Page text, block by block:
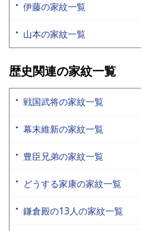
伊藤の家紋一覧
山本の家紋一覧
歴史関連の家紋一覧
戦国武将の家紋一覧
幕末維新の家紋一覧
豊臣兄弟の家紋一覧
どうする家康の家紋一覧
鎌倉殿の13人の家紋一覧